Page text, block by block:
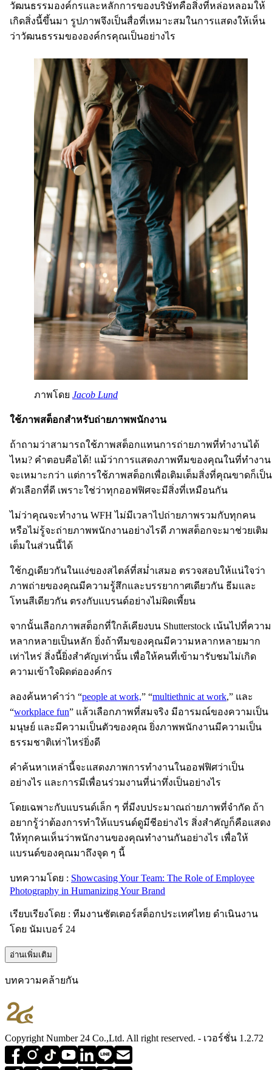
วัฒนธรรมองค์กรและหลักการของบริษัทคือสิ่งที่หล่อหลอมให้
เกิดสิ่งนี้ขึ้นมา รูปภาพจึงเป็นสื่อที่เหมาะสมในการแสดงให้เห็น
ว่าวัฒนธรรมขององค์กรคุณเป็นอย่างไร
ภาพโดย Jacob Lund
ใช้ภาพสต็อกสำหรับถ่ายภาพพนักงาน
ถ้าถามว่าสามารถใช้ภาพสต็อกแทนการถ่ายภาพที่ทำงานได้
ไหม? คำตอบคือได้! แม้ว่าการแสดงภาพทีมของคุณในที่ทำงาน
จะเหมาะกว่า แต่การใช้ภาพสต็อกเพื่อเติมเต็มสิ่งที่คุณขาดก็เป็น
ตัวเลือกที่ดี เพราะใช่ว่าทุกออฟฟิศจะมีสิ่งที่เหมือนกัน
ไม่ว่าคุณจะทำงาน WFH ไม่มีเวลาไปถ่ายภาพรวมกับทุกคน
หรือไม่รู้จะถ่ายภาพพนักงานอย่างไรดี ภาพสต็อกจะมาช่วยเติม
เต็มในส่วนนี้ได้
ใช้กฎเดียวกันในแง่ของสไตล์ที่สม่ำเสมอ ตรวจสอบให้แน่ใจว่า
ภาพถ่ายของคุณมีความรู้สึกและบรรยากาศเดียวกัน ธีมและ
โทนสีเดียวกัน ตรงกับแบรนด์อย่างไม่ผิดเพี้ยน
จากนั้นเลือกภาพสต็อกที่ใกล้เคียงบน Shutterstock เน้นไปที่ความ
หลากหลายเป็นหลัก ยิ่งถ้าทีมของคุณมีความหลากหลายมาก
เท่าไหร่ สิ่งนี้ยิ่งสำคัญเท่านั้น เพื่อให้คนที่เข้ามารับชมไม่เกิด
ความเข้าใจผิดต่อองค์กร
ลองค้นหาคำว่า “people at work,” “multiethnic at work,” และ
“workplace fun” แล้วเลือกภาพที่สมจริง มีอารมณ์ของความเป็น
มนุษย์ และมีความเป็นตัวของคุณ ยิ่งภาพพนักงานมีความเป็น
ธรรมชาติเท่าไหร่ยิ่งดี
คำค้นหาเหล่านี้จะแสดงภาพการทำงานในออฟฟิศว่าเป็น
อย่างไร และการมีเพื่อนร่วมงานที่น่าทึ่งเป็นอย่างไร
โดยเฉพาะกับแบรนด์เล็ก ๆ ที่มีงบประมาณถ่ายภาพที่จำกัด ถ้า
อยากรู้ว่าต้องการทำให้แบรนด์ดูมีชีอย่างไร สิ่งสำคัญก็คือแสดง
ให้ทุกคนเห็นว่าพนักงานของคุณทำงานกันอย่างไร เพื่อให้
แบรนด์ของคุณมาถึงจุด ๆ นี้
บทความโดย : Showcasing Your Team: The Role of Employee
Photography in Humanizing Your Brand
เรียบเรียงโดย : ทีมงานชัตเตอร์สต็อกประเทศไทย ดำเนินงาน
โดย นัมเบอร์ 24
อ่านเพิ่มเติม
บทความคล้ายกัน
Copyright Number 24 Co.,Ltd. All right reserved. - เวอร์ชั่น 1.2.72